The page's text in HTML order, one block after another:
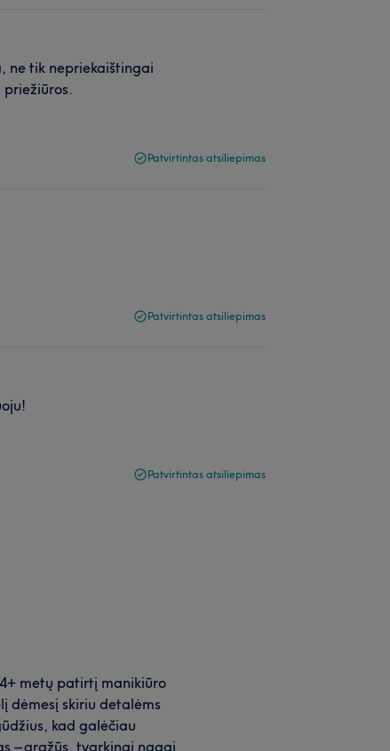
ne tik nepriekaištingai
Patvirtintas atsiliepimas
Patvirtintas atsiliepimas
Patvirtintas atsiliepimas
metų patirtį manikiūro
dėmesį skiriu detalėms
kad galėčiau
– gražūs, tvarkingi nagai